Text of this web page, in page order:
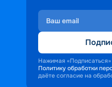
Нажимая
Политику обработки
даёте согласие на